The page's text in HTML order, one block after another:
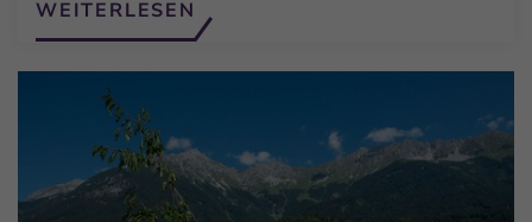
WEITERLESEN